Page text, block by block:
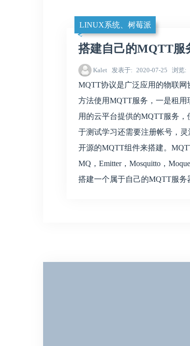
LINUX系统、树莓派
搭建自己的MQTT服
Kalet 发表于 2020-07-25 浏览
MQTT协议是广泛应用的物联
方法使用MQTT服务，一是租
用的云平台提供的MQTT服务
于测试学习还需要注册帐号，
开源的MQTT组件来搭建。
MQ，Emitter，Mosquitto，
搭建一个属于自己的MQTT服务